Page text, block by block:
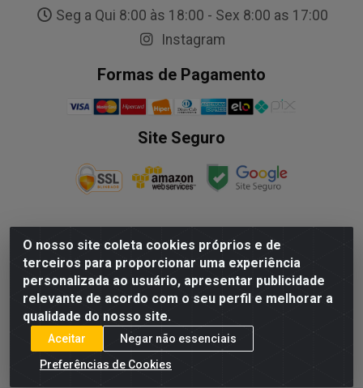
O nosso site coleta cookies próprios e de
terceiros para proporcionar uma experiência
personalizada ao usuário, apresentar publicidade
relevante de acordo com o seu perfil e melhorar a
qualidade do nosso site.
Aceitar
Negar não essenciais
Preferências de Cookies
Seg a Qui 8:00 às 18:00 - Sex 8:00 as 17:00
Instagram
Formas de Pagamento
Site Seguro
NALESSO DISTRIBUIDORA DE AUTO PECAS LTDA - Rua
Paulo Afonso, nº10 Galpão 03 SL 1 - Alecrim - Vila
Velha/ES - CEP 29.118-033 - CNPJ: 29.722.419/0003-09